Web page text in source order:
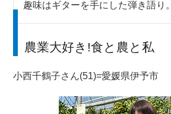
趣味はギターを手にした弾き語り。
農業大好き!食と農と私
小西千鶴子さん(51)=愛媛県伊予市